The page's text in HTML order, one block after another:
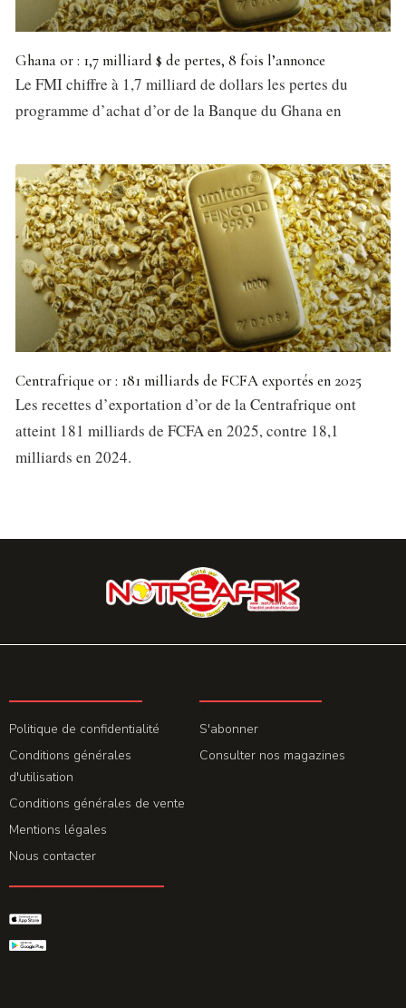
Ghana or : 1,7 milliard $ de pertes, 8 fois l’annonce
Le FMI chiffre à 1,7 milliard de dollars les pertes du
programme d’achat d’or de la Banque du Ghana en
Centrafrique or : 181 milliards de FCFA exportés en 2025
Les recettes d’exportation d’or de la Centrafrique ont
atteint 181 milliards de FCFA en 2025, contre 18,1
milliards en 2024.
Politique de confidentialité
Conditions générales
d'utilisation
Conditions générales de vente
Mentions légales
Nous contacter
S'abonner
Consulter nos magazines